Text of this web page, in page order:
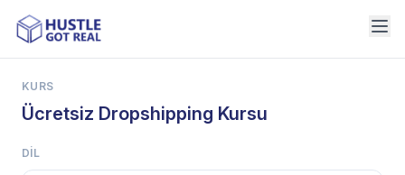
KURS
Ücretsiz Dropshipping Kursu
DIL